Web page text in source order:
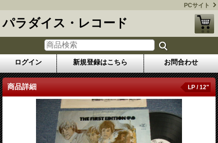
PCサイト
パラダイス・レコード
ログイン 新規登録はこちら お問合わせ
商品詳細 LP / 12"